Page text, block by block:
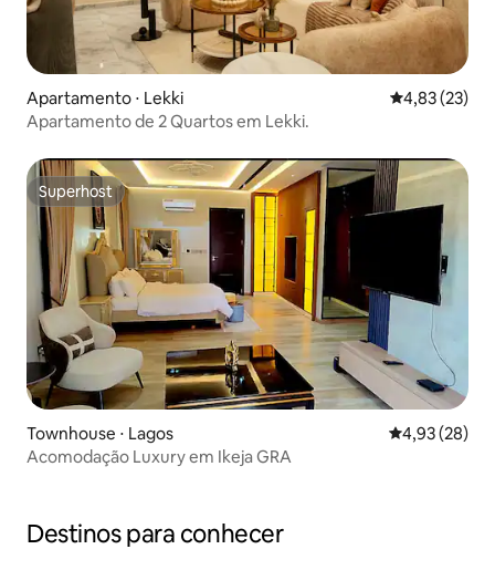
Apartamento ⋅ Lekki 4,83 de uma
4,83 (23)
Apartamento de 2 Quartos em Lekki.
Superhost
Superhost
Townhouse ⋅ Lagos 4,93 de uma
4,93 (28)
Acomodação Luxury em Ikeja GRA
Destinos para conhecer